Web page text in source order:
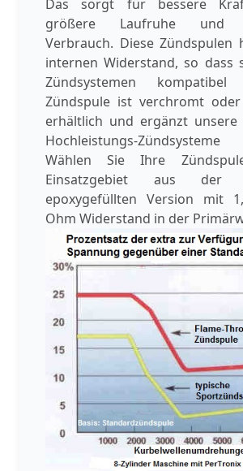
Das sorgt für bessere
größere Laufruhe und
Verbrauch. Diese Zündspulen
internen Widerstand, so dass
Zündsystemen
Zündspule ist verchromt
erhältlich und ergänzt unsere
Hochleistungs-
Wählen Sie Ihre
Einsatzgebiet aus
epoxygefüllten Version mit
Ohm Widerstand in der